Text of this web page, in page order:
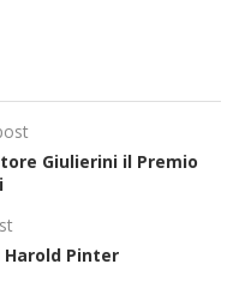
Giulierini il Premio
Harold Pinter